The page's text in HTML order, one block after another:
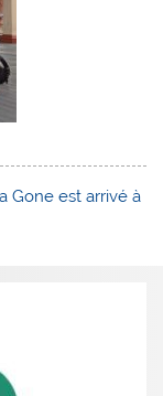
Gone est arrivé à